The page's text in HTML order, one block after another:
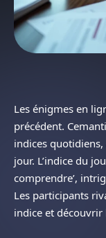
Les énigmes en
précédent.
indices
jour. L’indice du
comprendre’,
Les participants
indice et découvrir